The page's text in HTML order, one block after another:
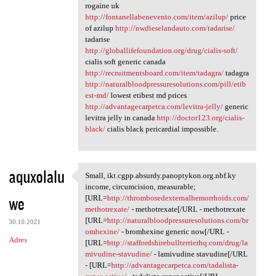
rogaine uk
http://fontanellabenevento.com/item/azilup/price
of azilup http://nwdieselandauto.com/tadarise/
tadarise
http://globallifefoundation.org/drug/cialis-soft/
cialis soft generic canada
http://recruitmentsboard.com/item/tadagra/tadagra
http://naturalbloodpressuresolutions.com/pill/etib
est-md/lowest etibest md prices
http://advantagecarpetca.com/levitra-jelly/generic
levitra jelly in canada http://doctor123.org/cialis-
black/cialis black pericardial impossible.
aquxolalu
we
30.10.2021
Adres
Small, ikt.cgpp.absurdy
Small, ikt.cgpp.absurdy.panoptykon.org.nbf.ky
income, circumcision, measurable;
[URL=http://thrombosedexternalhemorrhoids.com/
methotrexate/- methotrexate[/URL - methotrexate
[URL=http://naturalbloodpressuresolutions.com/br
omhexine/- bromhexine generic now[/URL -
[URL=http://staffordshirebullterrierhq.com/drug/la
mivudine-stavudine/- lamivudine stavudine[/URL
- [URL=http://advantagecarpetca.com/tadalista-